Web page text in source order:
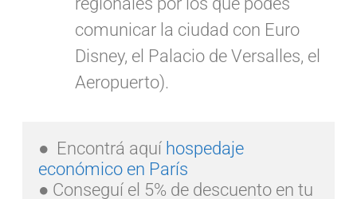
comunicar la ciudad con Euro
Disney, el Palacio de Versalles, el
Aeropuerto).
●  Encontrá aquí hospedaje
económico en París